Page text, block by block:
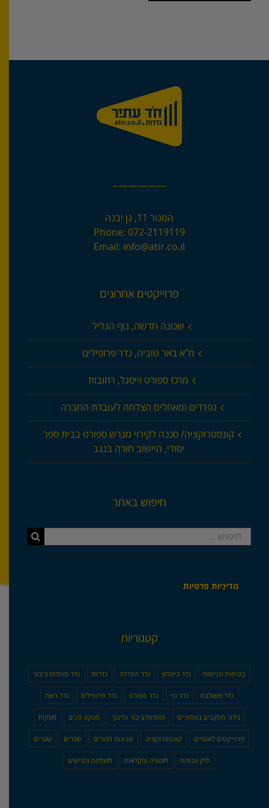
—————–
המנור 11, גן יבנה
Phone: 072-2119119
Email: info@atir.co.il
פרוייקטים אחרונים
שכונה חדשה, נוף הגליל
מ"א באר טוביה, גדר פרופילים
מרכז ספורט וייסגל, רחובות
נפרדים ומאחלים הצלחה לעובדת החברה
קונסטרוקציה/ סככה לקירוי מגרש ספורט בבית ספר
יסודי, היישוב חורה בנגב
חיפוש באתר
חיפוש...
מדיניות פרטיות
קטגוריות
בטיחות ונגישות גדר ביטחון גדר הפרדה גדרות גדר מוסדות ציבור
גדר משולבת גדר נוי גדר ספורט גדר פרופילים גדר רשת
גידור מתקנים בטחוניים מוסדות ציבור וחינוך מעקה פנים מעקות
פרוייקטים לאומיים קונסטרוקציה שכונות מגורים שערים שערים
תיק עבודות תעשיה וחקלאות תשתיות וכבישים